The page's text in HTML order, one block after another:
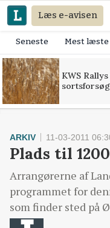
Læs e-avisen
Seneste Mest læste
KWS
ARKIV 11-03-2011
Plads til
Arrangørerne af
programmet for
som finder sted på